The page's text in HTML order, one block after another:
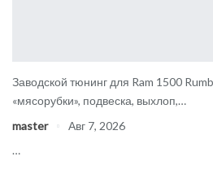
Заводской тюнинг для Ram 1500
«мясорубки», подвеска, выхлоп,…
master
Авг 7, 2026
…